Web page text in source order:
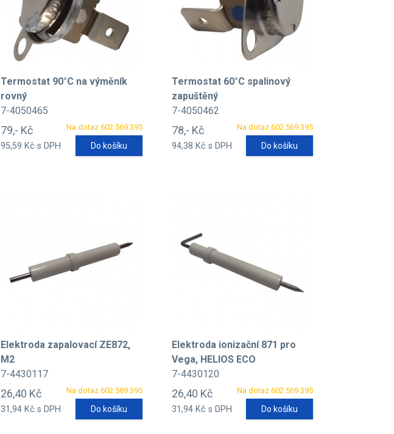
Termostat 90°C na výměník
rovný
7-4050465
Na dotaz 602 569 395
79,- Kč
95,59 Kč s DPH Do košíku
Termostat 60°C spalinový
zapuštěný
7-4050462
Na dotaz 602 569 395
78,- Kč
94,38 Kč s DPH Do košíku
Elektroda zapalovací ZE872,
M2
7-4430117
Na dotaz 602 569 395
26,40 Kč
31,94 Kč s DPH Do košíku
Elektroda ionizační 871 pro
Vega, HELIOS ECO
7-4430120
Na dotaz 602 569 395
26,40 Kč
31,94 Kč s DPH Do košíku